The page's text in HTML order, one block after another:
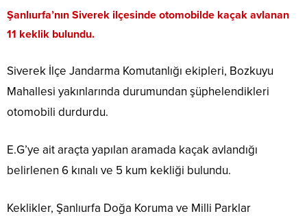
Şanlıurfa’nın Siverek ilçesinde otomobilde kaçak avlanan
11 keklik bulundu.
Siverek İlçe Jandarma Komutanlığı ekipleri, Bozkuyu
Mahallesi yakınlarında durumundan şüphelendikleri
otomobili durdurdu.
E.G’ye ait araçta yapılan aramada kaçak avlandığı
belirlenen 6 kınalı ve 5 kum kekliği bulundu.
Keklikler, Şanlıurfa Doğa Koruma ve Milli Parklar